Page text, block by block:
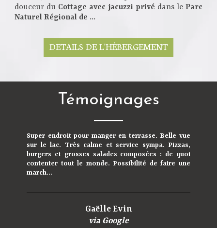
douceur du Cottage avec jacuzzi privé dans le Parc
Naturel Régional de ...
DETAILS DE L'HÉBERGEMENT
Témoignages
Super endroit pour manger en terrasse. Belle vue
sur le lac. Très calme et service sympa. Pizzas,
burgers et grosses salades composées : de quoi
contenter tout le monde. Possibilité de faire une
march...
Gaëlle Evin
via Google